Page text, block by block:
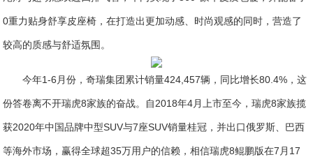
0重力贴身舒享皮座椅，在打造出更加动感、时尚观感的同时，营造了
较高的质感与舒适氛围。
今年1-6月份，奇瑞集团累计销量424,457辆，同比增长80.4%，这
份答卷离不开瑞虎8家族的奋战。自2018年4月上市至今，瑞虎8家族揽
获2020年中国品牌中型SUV与7座SUV销量桂冠，并出口俄罗斯、巴西
等海外市场，赢得全球超35万用户的信赖，相信瑞虎8鲲鹏版在7月17